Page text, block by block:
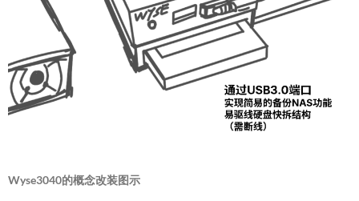
Wyse3040的概念改装图示